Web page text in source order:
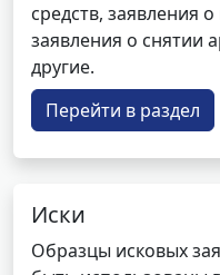
средств, заявления
заявления о снятии
другие.
Перейти в раздел
Иски
Образцы исковых